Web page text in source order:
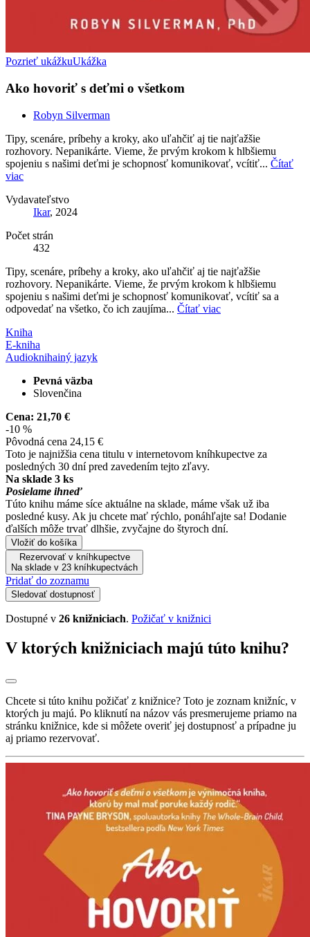
Pozrieť ukážkuUkážka
Ako hovoriť s deťmi o všetkom
Robyn Silverman
Tipy, scenáre, príbehy a kroky, ako uľahčiť aj tie najťažšie
rozhovory. Nepanikárte. Vieme, že prvým krokom k hlbšiemu
spojeniu s našimi deťmi je schopnosť komunikovať, vcítiť... Čítať
viac
Vydavateľstvo
Ikar, 2024
Počet strán
432
Tipy, scenáre, príbehy a kroky, ako uľahčiť aj tie najťažšie
rozhovory. Nepanikárte. Vieme, že prvým krokom k hlbšiemu
spojeniu s našimi deťmi je schopnosť komunikovať, vcítiť sa a
odpovedať na všetko, čo ich zaujíma... Čítať viac
Kniha
E-kniha
Audioknihainý jazyk
Pevná väzba
Slovenčina
Cena: 21,70 €
-10 %
Pôvodná cena 24,15 €
Toto je najnižšia cena titulu v internetovom kníhkupectve za
posledných 30 dní pred zavedením tejto zľavy.
Na sklade 3 ks
Posielame ihneď
Túto knihu máme síce aktuálne na sklade, máme však už iba
posledné kusy. Ak ju chcete mať rýchlo, ponáhľajte sa! Dodanie
ďalších môže trvať dlhšie, zvyčajne do štyroch dní.
Vložiť do košíka
Rezervovať v kníhkupectve
Na sklade v 23 kníhkupectvách
Pridať do zoznamu
Sledovať dostupnosť
Dostupné v 26 knižniciach. Požičať v knižnici
V ktorých knižniciach majú túto knihu?
Chcete si túto knihu požičať z knižnice? Toto je zoznam knižníc, v
ktorých ju majú. Po kliknutí na názov vás presmerujeme priamo na
stránku knižnice, kde si môžete overiť jej dostupnosť a prípadne ju
aj priamo rezervovať.